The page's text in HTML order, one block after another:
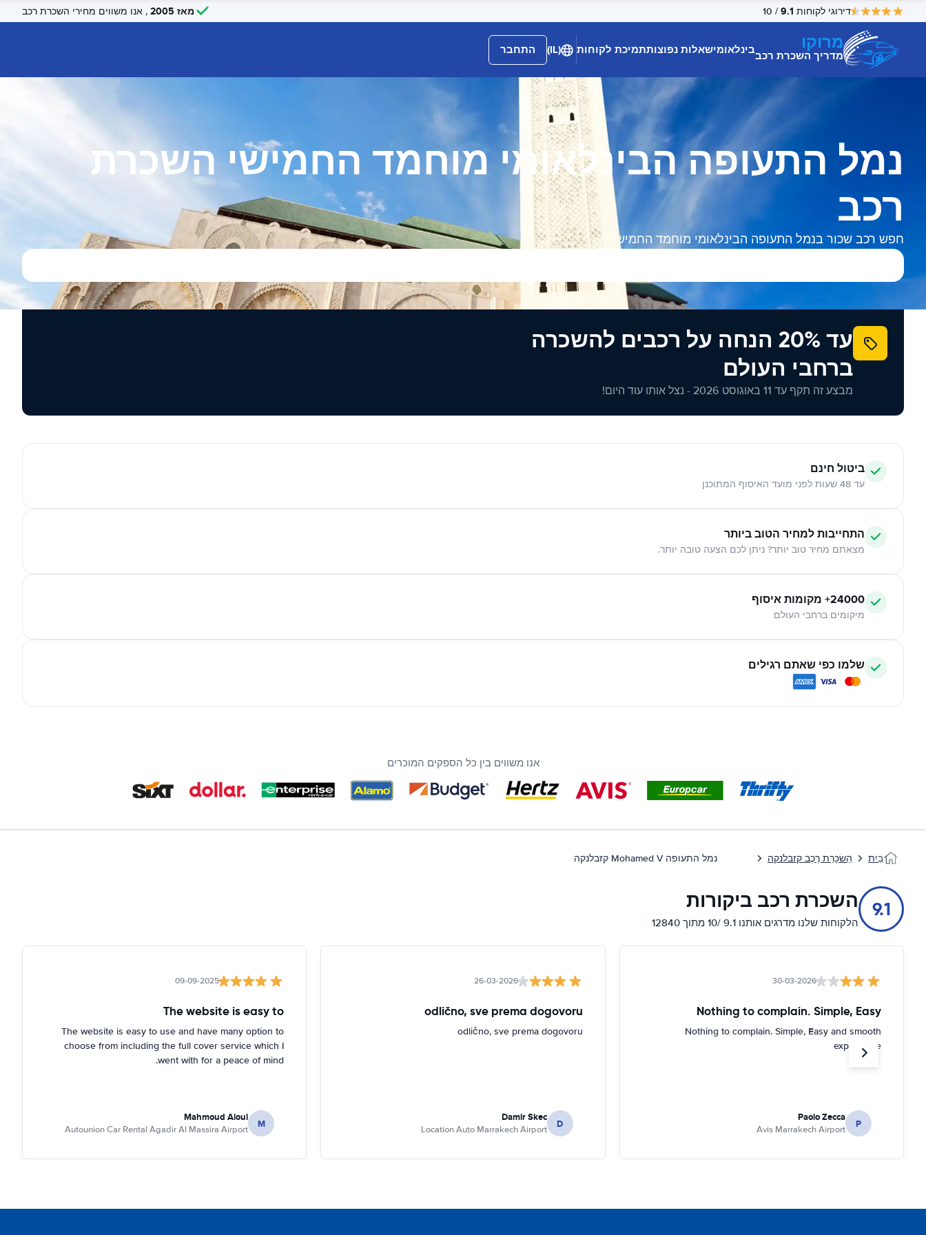
דירוגי לקוחות 9.1
/ 10 מאז 2005 , אנו משווים מחירי השכרת רכב
מרוקו
מדריך השכרת רכבבינלאומישאלות נפוצותתמיכת לקוחות (IL) התחבר
נמל התעופה הבינלאומי מוחמד החמישי השכרת
רכב
חפש רכב שכור בנמל התעופה הבינלאומי מוחמד החמישי
עד 20% הנחה על רכבים להשכרה
ברחבי העולם
מבצע זה תקף עד 11 באוגוסט 2026 - נצל אותו עוד היום!
ביטול חינם
עד 48 שעות לפני מועד האיסוף המתוכנן
התחייבות למחיר הטוב ביותר
מצאתם מחיר טוב יותר? ניתן לכם הצעה טובה יותר.
24000+ מקומות איסוף
מיקומים ברחבי העולם
שלמו כפי שאתם רגילים
אנו משווים בין כל הספקים המוכרים
בַּיִת הַשׂכָּרַת רֶכֶב קזבלנקה נמל התעופה Mohamed V קזבלנקה
9.1 השכרת רכב ביקורות
הלקוחות שלנו מדרגים אותנו 9.1 /10 מתוך 12840
30-03-2026
Nothing to complain. Simple, Easy
Nothing to complain. Simple, Easy and smooth
experience
P
Paolo Zecca
Avis Marrakech Airport
26-03-2026
odlično, sve prema dogovoru
odlično, sve prema dogovoru
D
Damir Skec
Location Auto Marrakech Airport
09-09-2025
The website is easy to
The website is easy to use and have many option to
choose from including the full cover service which I
went with for a peace of mind.
M
Mahmoud Aloui
Autounion Car Rental Agadir Al Massira Airport